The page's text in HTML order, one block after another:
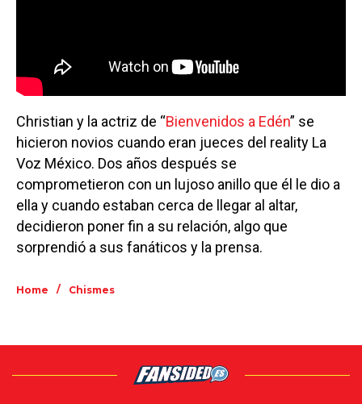
Christian y la actriz de “Bienvenidos a Edén” se
hicieron novios cuando eran jueces del reality La
Voz México. Dos años después se
comprometieron con un lujoso anillo que él le dio a
ella y cuando estaban cerca de llegar al altar,
decidieron poner fin a su relación, algo que
sorprendió a sus fanáticos y la prensa.
Home / Chismes